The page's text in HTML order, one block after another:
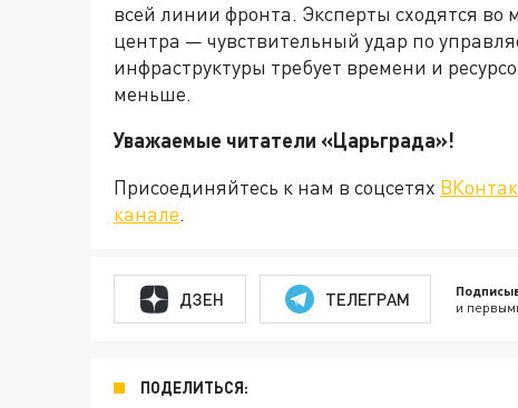
всей линии фронта. Эксперты сходятся во
центра — чувствительный удар по
инфраструктуры требует времени и
меньше.
Уважаемые читатели «Царьграда»!
Присоединяйтесь к нам в соцсетях
канале.
ДЗЕН ТЕЛЕГРАМ и
ПОДЕЛИТЬСЯ: